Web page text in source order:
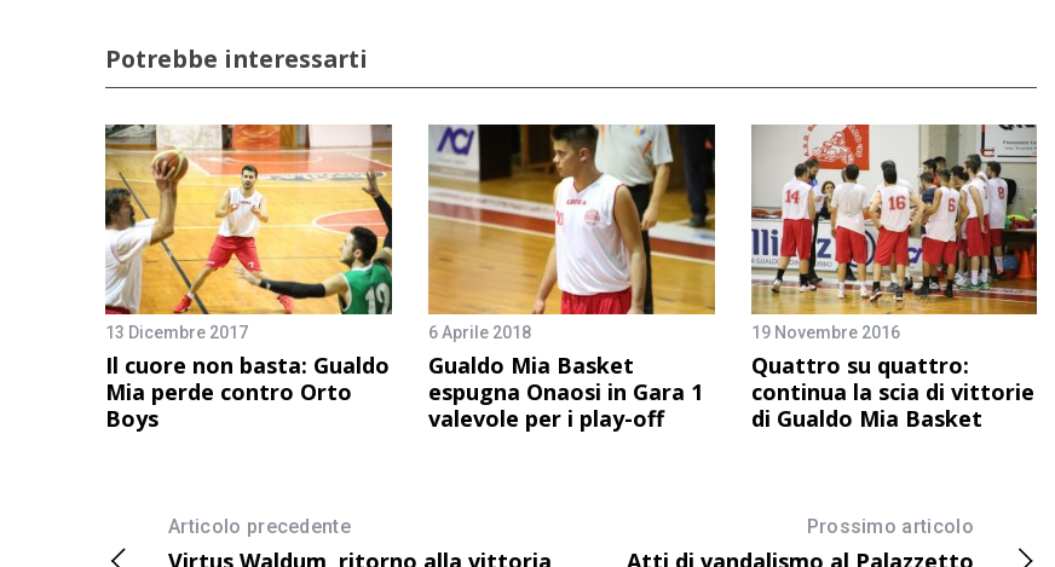
Potrebbe interessarti
13 Dicembre 2017
Il cuore non basta: Gualdo
Mia perde contro Orto
Boys
6 Aprile 2018
Gualdo Mia Basket
espugna Onaosi in Gara 1
valevole per i play-off
19 Novembre 2016
Quattro su quattro:
continua la scia di vittorie
di Gualdo Mia Basket
Articolo precedente
Virtus Waldum, ritorno alla vittoria
Prossimo articolo
Atti di vandalismo al Palazzetto